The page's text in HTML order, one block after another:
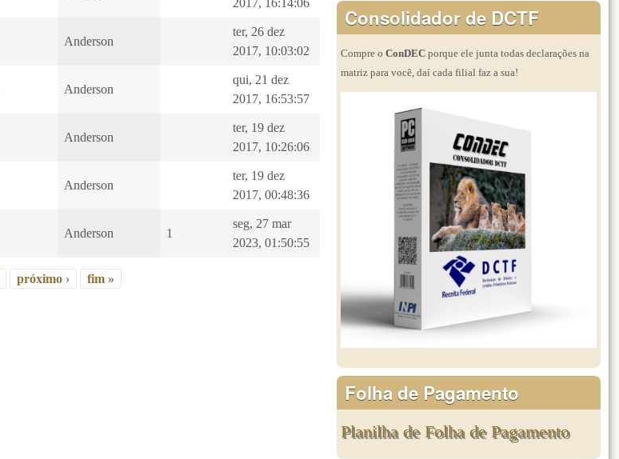
2017, 16:14:06
Anderson
ter, 26 dez
2017, 10:03:02
Anderson
qui, 21 dez
2017, 16:53:57
Anderson
ter, 19 dez
2017, 10:26:06
Anderson
ter, 19 dez
2017, 00:48:36
Anderson 1
seg, 27 mar
2023, 01:50:55
próximo › fim »
Consolidador de DCTF
Compre o ConDEC porque ele junta todas declarações na
matriz para você, daí cada filial faz a sua!
Folha de Pagamento
Planilha de Folha de Pagamento